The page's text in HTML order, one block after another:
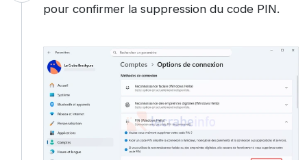
pour confirmer la suppression du code PIN.